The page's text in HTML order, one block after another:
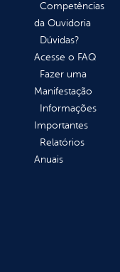
Competências
da Ouvidoria
Dúvidas?
Acesse o FAQ
Fazer uma
Manifestação
Informações
Importantes
Relatórios
Anuais